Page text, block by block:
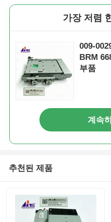
가장 저렴
009-
BRM
부품
계속
추천된 제품